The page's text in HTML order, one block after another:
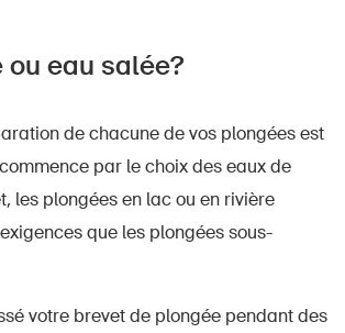
ou eau salée?
de chacune de vos plongées est
par le choix des eaux de
les plongées en lac ou en rivière
que les plongées sous-
votre brevet de plongée pendant des